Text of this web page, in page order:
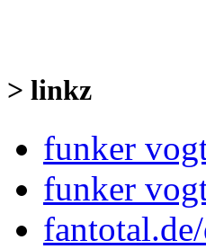
> linkz
funker
funker